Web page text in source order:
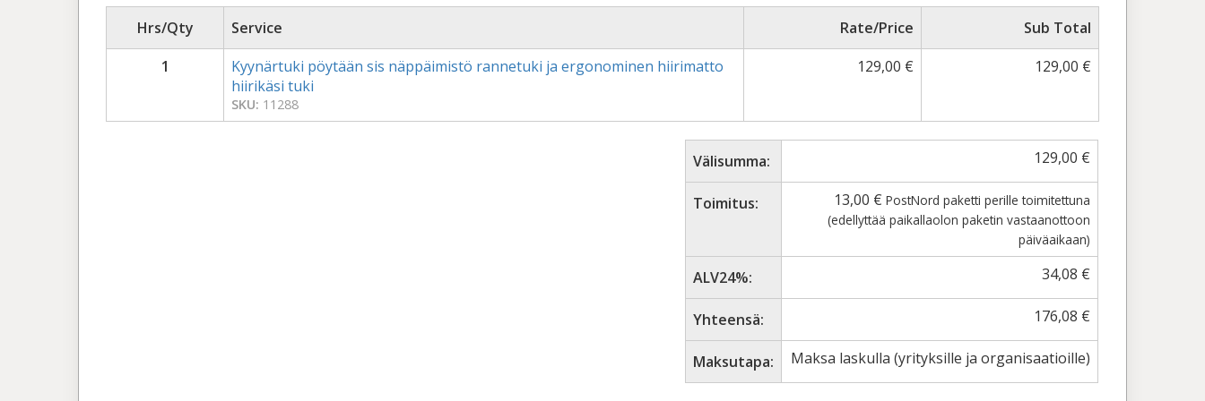
Hrs/Qty Service Rate/Price
Sub Total
1
Kyynärtuki pöytään sis näppäimistö rannetuki ja ergonominen hiirimatto
hiirikäsi tuki
SKU: 11288
129,00 € 129,00 €
Välisumma: 129,00 €
Toimitus: 13,00 € PostNord paketti perille toimitettuna
(edellyttää paikallaolon paketin vastaanottoon
päiväaikaan)
ALV24%: 34,08 €
Yhteensä: 176,08 €
Maksutapa: Maksa laskulla (yrityksille ja organisaatioille)